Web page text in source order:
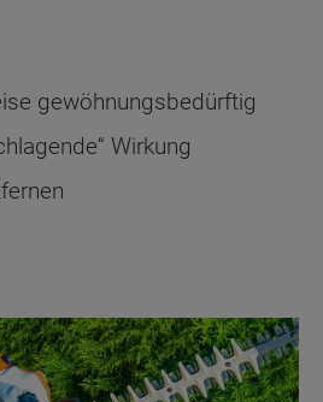
gewöhnungsbedürftig
Wirkung